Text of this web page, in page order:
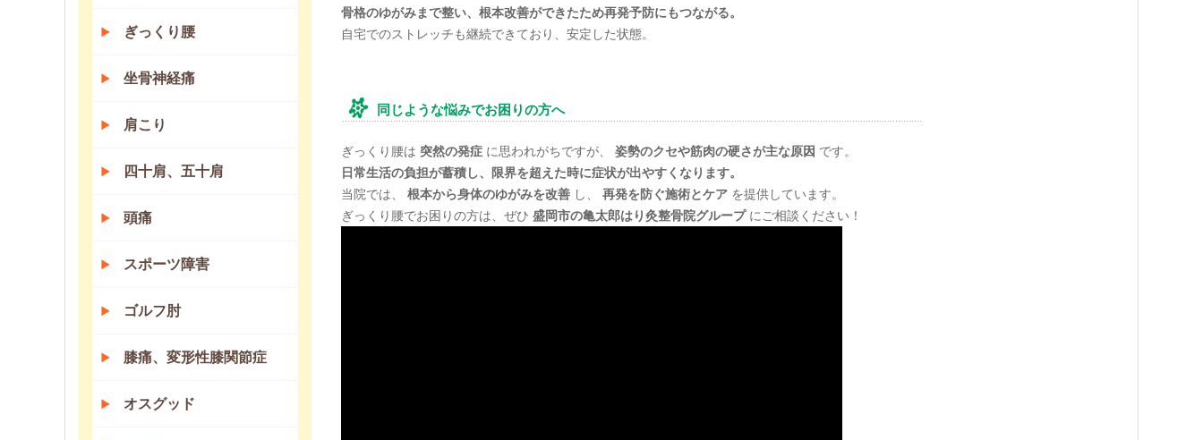
骨格のゆがみまで整い、根本改善ができたため再発予防にもつながる。
自宅でのストレッチも継続できており、安定した状態。
同じような悩みでお困りの方へ
ぎっくり腰は 突然の発症 に思われがちですが、 姿勢のクセや筋肉の硬さが主な原因 です。
日常生活の負担が蓄積し、限界を超えた時に症状が出やすくなります。
当院では、 根本から身体のゆがみを改善 し、 再発を防ぐ施術とケア を提供しています。
ぎっくり腰でお困りの方は、ぜひ 盛岡市の亀太郎はり灸整骨院グループにご相談ください！
ぎっくり腰
坐骨神経痛
肩こり
四十肩、五十肩
頭痛
スポーツ障害
ゴルフ肘
膝痛、変形性膝関節症
オスグッド